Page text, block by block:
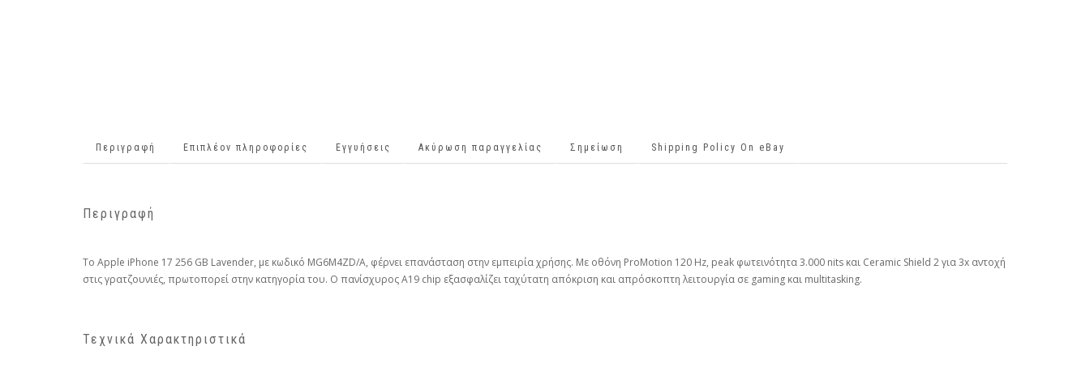
Περιγραφή Επιπλέον πληροφορίες Εγγυήσεις Ακύρωση παραγγελίας Σημείωση Shipping Policy On eBay
Περιγραφή
Το Apple iPhone 17 256 GB Lavender, με κωδικό MG6M4ZD/A, φέρνει επανάσταση στην εμπειρία χρήσης. Με οθόνη ProMotion 120 Hz, peak φωτεινότητα 3.000 nits και Ceramic Shield 2 για 3x αντοχή
στις γρατζουνιές, πρωτοπορεί στην κατηγορία του. Ο πανίσχυρος A19 chip εξασφαλίζει ταχύτατη απόκριση και απρόσκοπτη λειτουργία σε gaming και multitasking.
Τεχνικά Χαρακτηριστικά